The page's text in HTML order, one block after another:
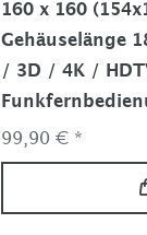
160 x 160
Gehäuselänge
/ 3D / 4K /
99,90 € *